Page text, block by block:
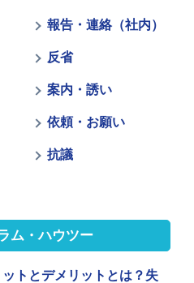
報告・連絡（社内）
反省
案内・誘い
依頼・お願い
抗議
ム・ハウツー
トとデメリットとは？失